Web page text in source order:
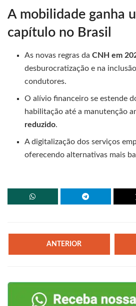
A mobilidade ganha
capítulo no Brasil
As novas regras daCNH em
desburocratização e na
condutores.
O alívio financeiro se estende
habilitação até a manutenção
reduzido.
A digitalização dos serviços
oferecendo alternativas mais
ANTERIOR